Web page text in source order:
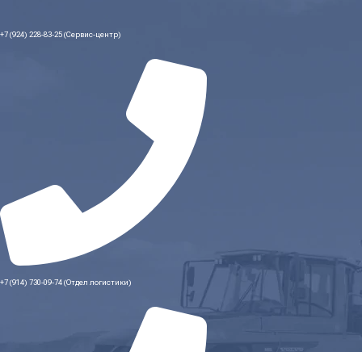
+7 (924) 228-83-25 (Сервис-центр)
+7 (914) 730-09-74 (Отдел логистики)